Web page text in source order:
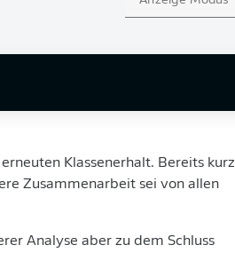
im ersten Jahr die Klasse halten
Klassenerhalt. Bereits kurz
Zusammenarbeit sei von allen
Analyse aber zu dem Schluss